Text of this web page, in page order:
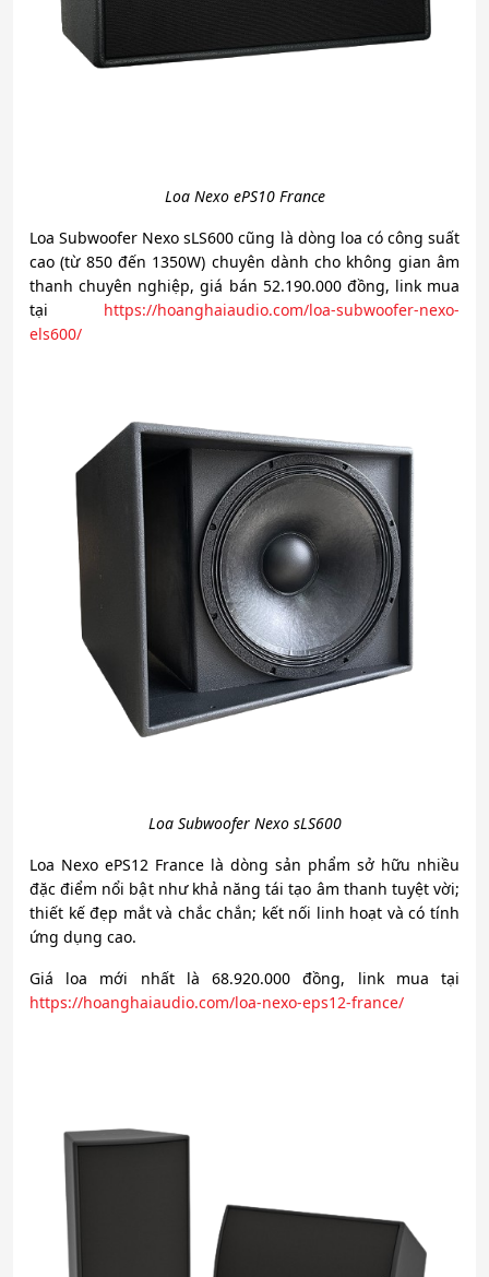
Loa Nexo ePS10 France
Loa Subwoofer Nexo sLS600 cũng là dòng loa có công suất
cao (từ 850 đến 1350W) chuyên dành cho không gian âm
thanh chuyên nghiệp, giá bán 52.190.000 đồng, link mua
tại https://hoanghaiaudio.com/loa-subwoofer-nexo-
els600/
Loa Subwoofer Nexo sLS600
Loa Nexo ePS12 France là dòng sản phẩm sở hữu nhiều
đặc điểm nổi bật như khả năng tái tạo âm thanh tuyệt vời;
thiết kế đẹp mắt và chắc chắn; kết nối linh hoạt và có tính
ứng dụng cao.
Giá loa mới nhất là 68.920.000 đồng, link mua tại
https://hoanghaiaudio.com/loa-nexo-eps12-france/